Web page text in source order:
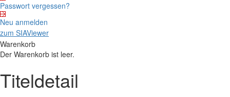
Passwort vergessen?
Neu anmelden
zum SIAViewer
Warenkorb
Der Warenkorb ist leer.
Titeldetail